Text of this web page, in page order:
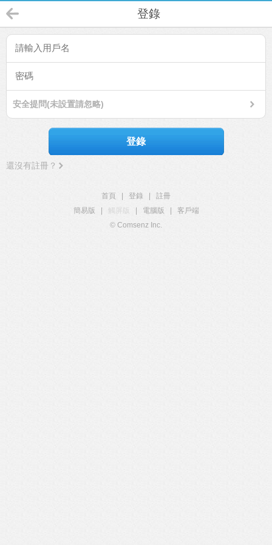
登錄
安全提問(未設置請忽略)
登錄
還沒有註冊？
首頁 登錄
註冊
簡易版
觸屏版 電腦版
客戶端
© Comsenz Inc.